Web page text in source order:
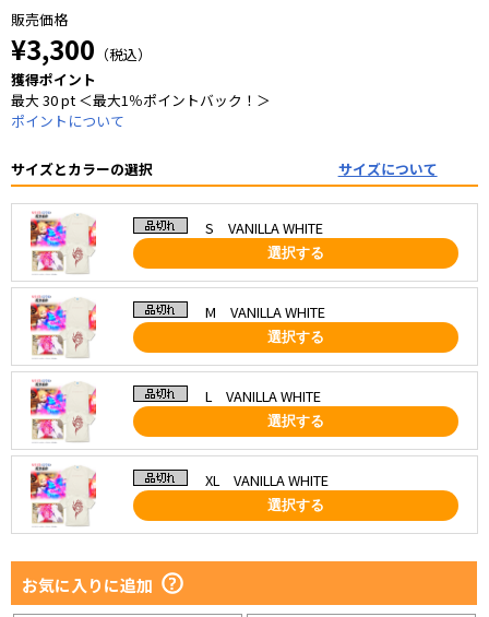
販売価格
¥3,300 （税込）
獲得ポイント
最大 30 pt ＜最大1％ポイントバック！＞
ポイントについて
サイズとカラーの選択 サイズについて
S VANILLA WHITE
選択する
M VANILLA WHITE
選択する
L VANILLA WHITE
選択する
XL VANILLA WHITE
選択する
お気に入りに追加